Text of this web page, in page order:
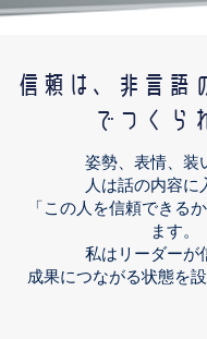
信頼は、非言語
でつくら
姿勢、表情、装
人は話の内容に
「この人を信頼できる
ます。
私はリーダーが
成果につながる状態を設